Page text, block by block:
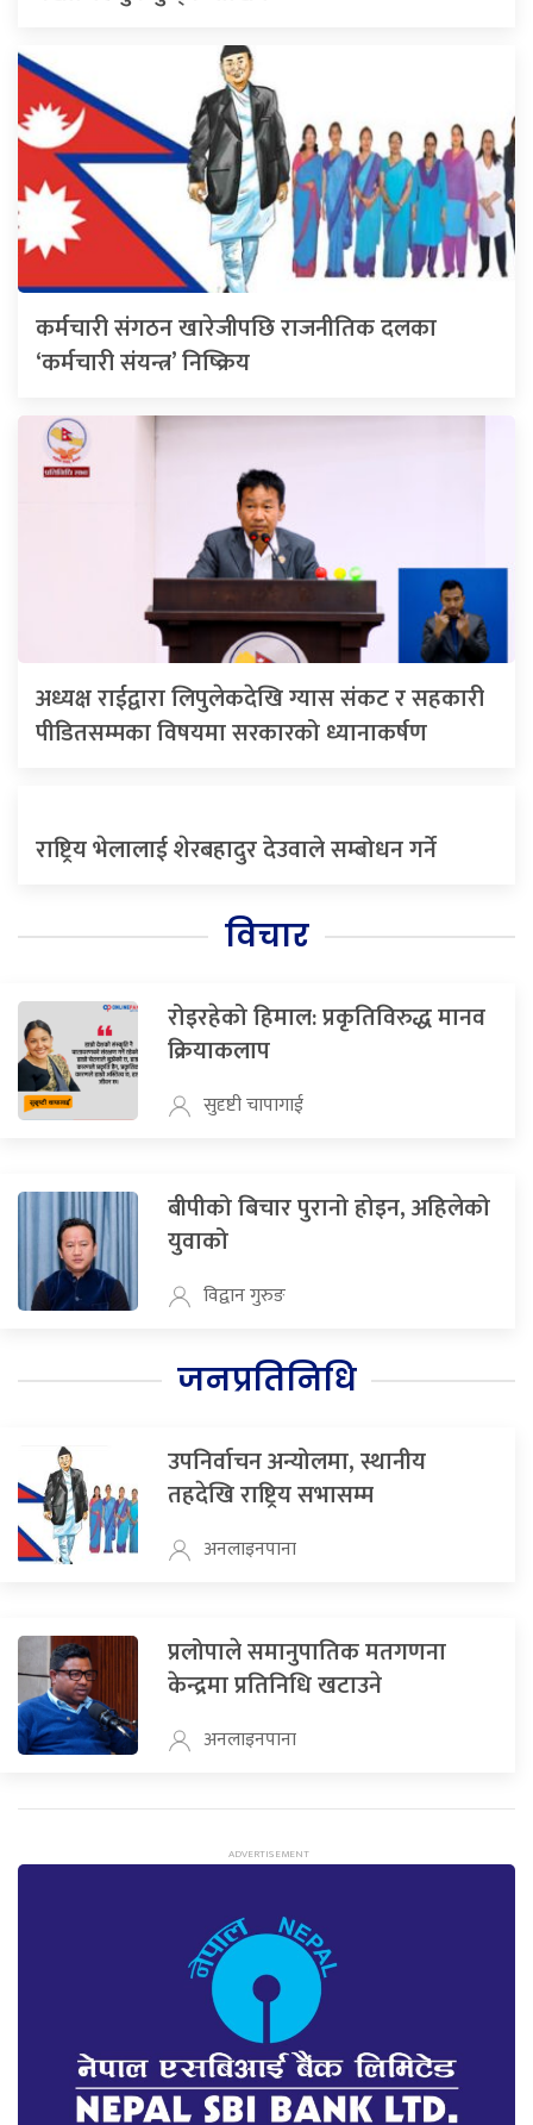
कर्मचारी संगठन खारेजीपछि राजनीतिक दलका
‘कर्मचारी संयन्त्र’ निष्क्रिय
अध्यक्ष राईद्वारा लिपुलेकदेखि ग्यास संकट र सहकारी
पीडितसम्मका विषयमा सरकारको ध्यानाकर्षण
राष्ट्रिय भेलालाई शेरबहादुर देउवाले सम्बोधन गर्ने
विचार
रोइरहेको हिमाल: प्रकृतिविरुद्ध मानव
क्रियाकलाप
सुदृष्टी चापागाई
बीपीको बिचार पुरानो होइन, अहिलेको
युवाको
विद्वान गुरुङ
जनप्रतिनिधि
उपनिर्वाचन अन्योलमा, स्थानीय
तहदेखि राष्ट्रिय सभासम्म
अनलाइनपाना
प्रलोपाले समानुपातिक मतगणना
केन्द्रमा प्रतिनिधि खटाउने
अनलाइनपाना